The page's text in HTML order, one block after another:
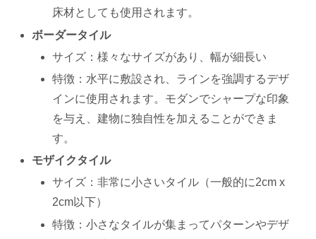
床材としても使用されます。
ボーダータイル
サイズ：様々なサイズがあり、幅が細長い
特徴：水平に敷設され、ラインを強調するデザ
インに使用されます。モダンでシャープな印象
を与え、建物に独自性を加えることができま
す。
モザイクタイル
サイズ：非常に小さいタイル（一般的に2cm x
2cm以下）
特徴：小さなタイルが集まってパターンやデザ